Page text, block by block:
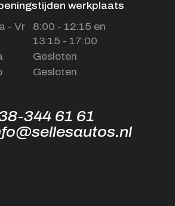
werkplaats
- Vr
8:00 - 12:15 en
13:15 - 17:00
Gesloten
Gesloten
344 61 61